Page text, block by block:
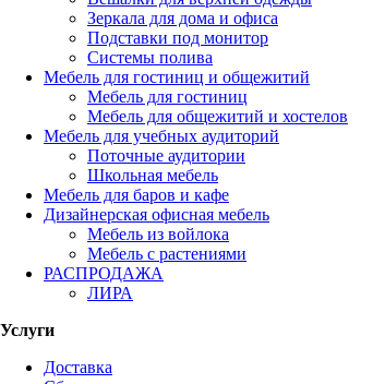
Зеркала для дома и офиса
Подставки под монитор
Системы полива
Мебель для гостиниц и общежитий
Мебель для гостиниц
Мебель для общежитий и хостелов
Мебель для учебных аудиторий
Поточные аудитории
Школьная мебель
Мебель для баров и кафе
Дизайнерская офисная мебель
Мебель из войлока
Мебель с растениями
РАСПРОДАЖА
ЛИРА
Услуги
Доставка